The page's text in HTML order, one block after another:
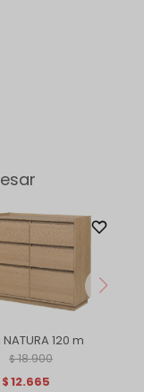
120 m
$ 18.900
$12.665